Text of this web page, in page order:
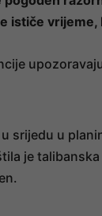
ističe
srijedu u
je